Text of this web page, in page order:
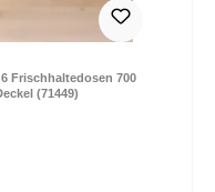
Frischhaltedosen 700
(71449)